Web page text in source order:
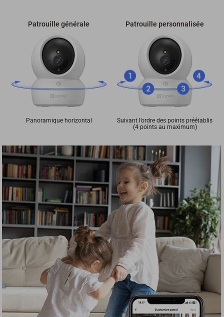
Patrouille générale Patrouille personnalisée
Panoramique horizontal
Suivant l’ordre des points préétablis
(4 points au maximum)